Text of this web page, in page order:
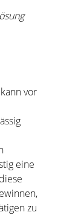
vor
eine
zu